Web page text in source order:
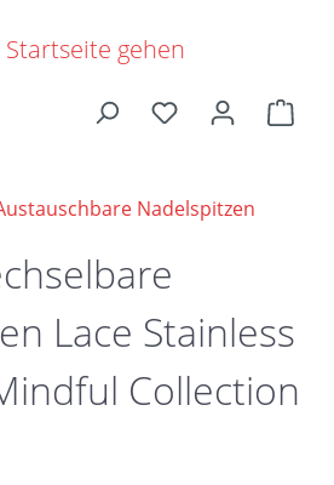
Nadelspitzen
Lace Stainless
Collection